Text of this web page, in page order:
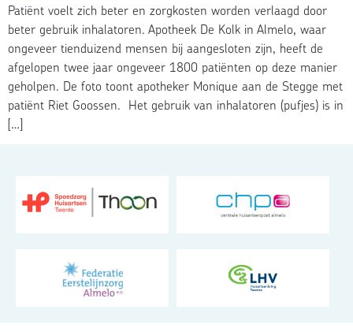
Patiënt voelt zich beter en zorgkosten worden verlaagd door
beter gebruik inhalatoren. Apotheek De Kolk in Almelo, waar
ongeveer tienduizend mensen bij aangesloten zijn, heeft de
afgelopen twee jaar ongeveer 1800 patiënten op deze manier
geholpen. De foto toont apotheker Monique aan de Stegge met
patiënt Riet Goossen. Het gebruik van inhalatoren (pufjes) is in
[…]